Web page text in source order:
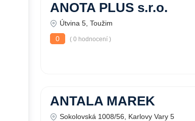
ANOTA PLUS s.r.o.
Útvina 5, Toužim
0
( 0 hodnocení )
ANTALA MAREK
Sokolovská 1008/56, Karlovy Vary 5